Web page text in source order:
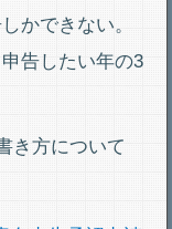
かできない。
告したい年の3
き方について